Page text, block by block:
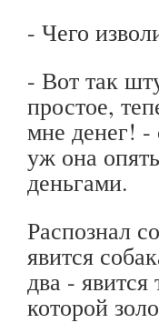
- Чего
- Вот так
простое,
мне денег! -
уж она
деньгами.
Распознал
явится
два -
которой